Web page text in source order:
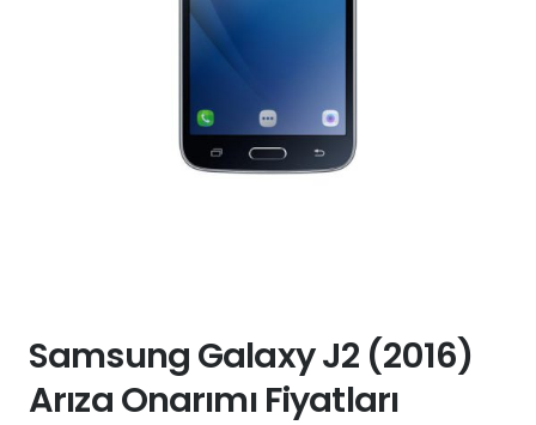
Samsung Galaxy J2 (2016)
Arıza Onarımı Fiyatları